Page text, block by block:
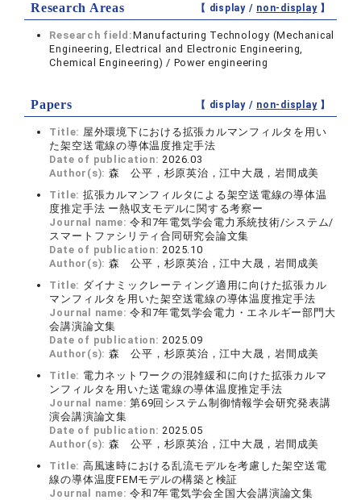
Research Areas 【 display / non-display】
Research field:Manufacturing Technology (Mechanical
Engineering, Electrical and Electronic Engineering,
Chemical Engineering) / Power engineering
Papers 【 display / non-display】
Title: 屋外環境下における拡張カルマンフィルタを用い
た架空送電線の導体温度推定手法
Date of publication:2026.03
Author(s): 森 公平，杉原英治，江中大晟，岩間成美
Title: 拡張カルマンフィルタによる架空送電線の導体温
度推定手法 ー熱収支モデルに関する考察ー
Journal name:令和7年電気学会電力系統技術/システム/
スマートファシリティ合同研究会論文集
Date of publication:2025.10
Author(s): 森 公平，杉原英治，江中大晟，岩間成美
Title: ダイナミックレーティング適用に向けた拡張カル
マンフィルタを用いた架空送電線の導体温度推定手法
Journal name:令和7年電気学会電力・エネルギー部門大
会講演論文集
Date of publication:2025.09
Author(s): 森 公平，杉原英治，江中大晟，岩間成美
Title: 電⼒ネットワークの混雑緩和に向けた拡張カルマ
ンフィルタを⽤いた送電線の導体温度推定⼿法
Journal name:第69回システム制御情報学会研究発表講
演会講演論文集
Date of publication:2025.05
Author(s): 森 公平，杉原英治，江中大晟，岩間成美
Title: 高風速時における乱流モデルを考慮した架空送電
線の導体温度FEMモデルの構築と検証
Journal name:令和7年電気学会全国大会講演論文集